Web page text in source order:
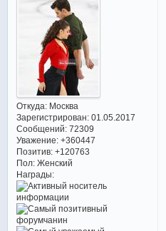
Откуда:Москва
Зарегистрирован: 01.05.2017
Сообщений:72309
Уважение: +360447
Позитив: +120763
Пол:Женский
Награды: